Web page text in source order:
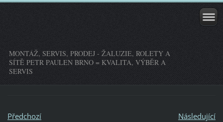
MONTÁŽ, SERVIS, PRODEJ - ŽALUZIE, ROLETY A
SÍTĚ PETR PAULEN BRNO = KVALITA, VÝBĚR A
SERVIS
Předchozí
Následující